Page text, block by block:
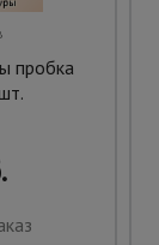
пробка